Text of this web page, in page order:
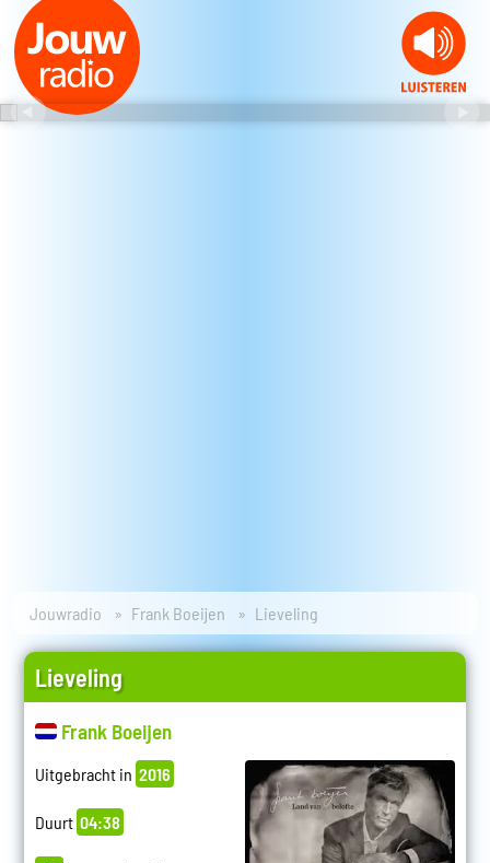
Jouwradio Frank Boeijen Lieveling
Lieveling
Frank Boeijen
Uitgebracht in 2016
Duurt 04:38